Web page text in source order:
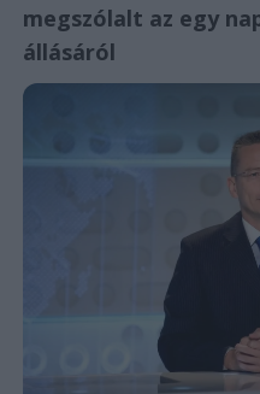
megszólalt az egy
állásáról